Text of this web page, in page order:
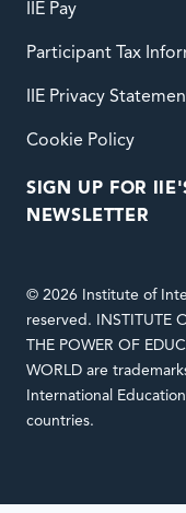
IIE Pay
Participant Tax
IIE Privacy
Cookie Policy
SIGN UP FOR
NEWSLETTER
© 2026 Institute of
reserved. INSTITUTE
THE POWER OF
WORLD are
International
countries.